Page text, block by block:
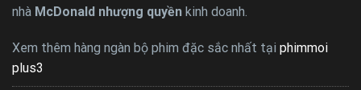
nhà McDonald nhượng quyền kinh doanh.
Xem thêm hàng ngàn bộ phim đặc sắc nhất tại phimmoi
plus3